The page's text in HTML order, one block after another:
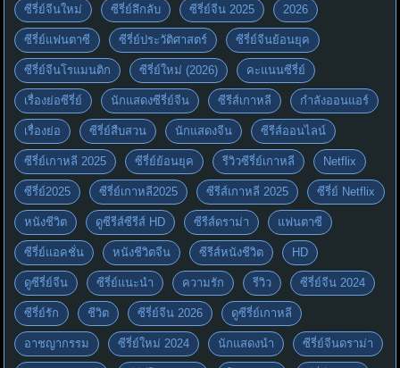
ซีรี่ย์จีนใหม่ ซีรี่ย์ลึกลับ ซีรี่ย์จีน 2025 2026
ซีรี่ย์แฟนตาซี ซีรี่ย์ประวัติศาสตร์ ซีรี่ย์จีนย้อนยุค
ซีรี่ย์จีนโรแมนติก ซีรี่ย์ใหม่ (2026) คะแนนซีรี่ย์
เรื่องย่อซีรี่ย์ นักแสดงซีรี่ย์จีน ซีรีส์เกาหลี กำลังออนแอร์
เรื่องย่อ ซีรี่ย์สืบสวน นักแสดงจีน ซีรีส์ออนไลน์
ซีรี่ย์เกาหลี 2025 ซีรี่ย์ย้อนยุค รีวิวซีรี่ย์เกาหลี Netflix
ซีรี่ย์2025 ซีรี่ย์เกาหลี2025 ซีรีส์เกาหลี 2025 ซีรี่ย์ Netflix
หนังชีวิต ดูซีรีส์ซีรีส์ HD ซีรีส์ดราม่า แฟนตาซี
ซีรี่ย์แอคชั่น หนังชีวิตจีน ซีรีส์หนังชีวิต HD
ดูซีรี่ย์จีน ซีรี่ย์แนะนำ ความรัก รีวิว ซีรี่ย์จีน 2024
ซีรี่ย์รัก ชีวิต ซีรี่ย์จีน 2026 ดูซีรี่ย์เกาหลี
อาชญากรรม ซีรี่ย์ใหม่ 2024 นักแสดงนำ ซีรี่ย์จีนดราม่า